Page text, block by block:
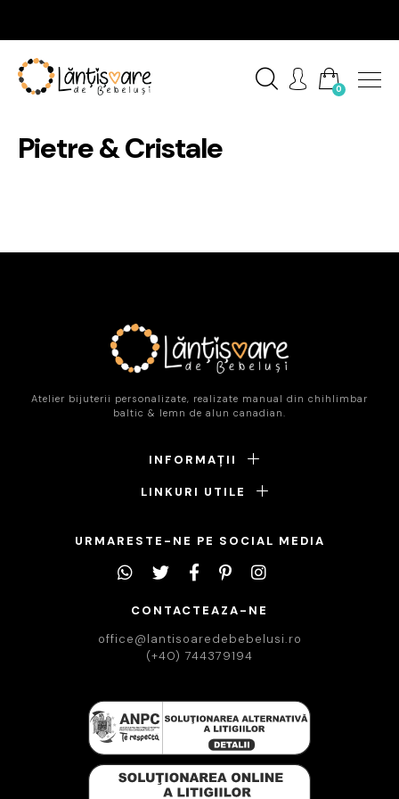
0
Pietre & Cristale
Atelier bijuterii personalizate, realizate manual din chihlimbar
baltic & lemn de alun canadian.
INFORMAȚII
LINKURI UTILE
URMARESTE-NE PE SOCIAL MEDIA
CONTACTEAZA-NE
office@lantisoaredebebelusi.ro
(+40) 744379194